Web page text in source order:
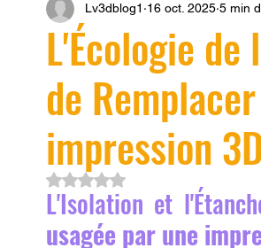
CONCESSION LV3D JEU LV3D
SCANNER 3D Formation à
filament 3D Refaire une
Entretien imprimante 3D postraitement
L'Écologie
de
impression
Lv3dblog1 16 oct. 2025 5 min
Noté NaN étoiles sur 5.
L'Isolation et
usagée par une